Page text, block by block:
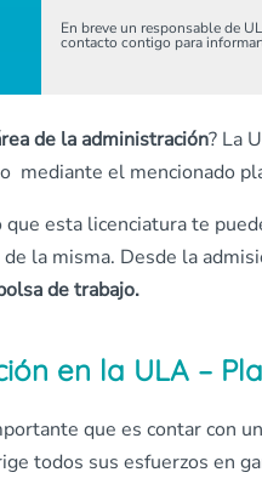
En breve un responsable de
contacto contigo para
de la administración? La
mediante el mencionado
esta licenciatura te
la misma. Desde la
de trabajo.
en la ULA –
que es contar con
todos sus esfuerzos en